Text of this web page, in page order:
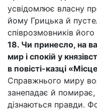
усвідомлює власну
йому Грицька й
співрозмовників його
18. Чи принесло, на
мир і спокій у
в повісті-казці
Справжнього миру
занепадає й помирає,
дізнаються правди.